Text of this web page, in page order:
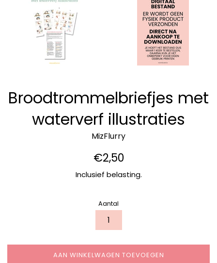
Broodtrommelbriefjes met
waterverf illustraties
MizFlurry
Normale
€2,50
Inclusief belasting.
Aantal
AAN WINKELWAGEN TOEVOEGEN